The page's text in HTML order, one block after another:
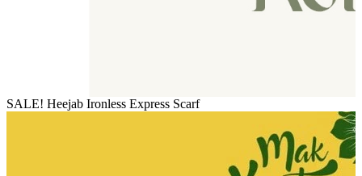
SALE! Heejab Ironless Express Scarf